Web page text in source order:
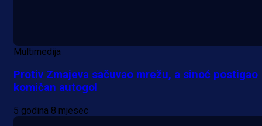
Multimedija
Protiv Zmajeva sačuvao mrežu, a sinoć postigao
komičan autogol
5 godina 8 mjesec